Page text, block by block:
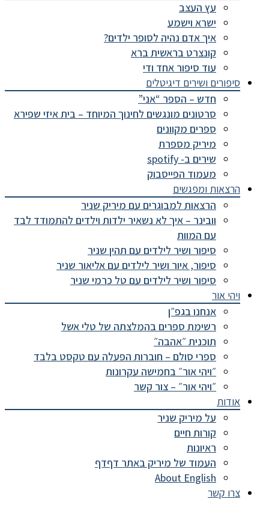
עץ העצב
ישרא וישמע
איך אדם נהיה לסופר ילדים?
קונצרט בראשית ברא
עוד סיפור אחד ודי
סיפורים ושירים דיגיטלים
חדש – הספר “אני”
סרטונים מונגשים לחינוך המיוחד – בית איזי שפירא
ספרים מקוונים
מיריק מספרת
שירים ב- spotify
מעמוד הפייסבוק
הרצאות ומפגשים
הרצאות למבוגרים עם מיריק שניר
וובינר – איך לא נשאיר ילדות וילדים להתמודד לבד
עם המוות
סיפור ושיר לילדים עם תהין שניר
סיפור, איור ושיר לילדים עם אליאור שניר
סיפור ושיר לילדים עם טל כרמי שניר
ויהי אור
אנחנו בגפ״ן
רשימת ספרים בהמלצתה של טלי אשל
תוכנית ״אהבה״
ספרי סולם – חוברות הפעלה עם טקסט בלבד
״ויהי אור״ בחמישה עקרונות
״ויהי אור״ – צור קשר
אודות
על מיריק שניר
קורות חיים
ראיונות
העמוד של מיריק באתר דףדף
About English
צרו קשר